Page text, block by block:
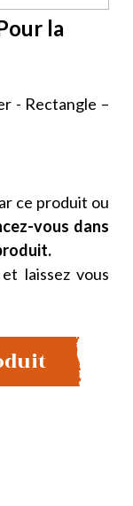
la
- Rectangle –
ce produit ou
vous dans
laissez vous